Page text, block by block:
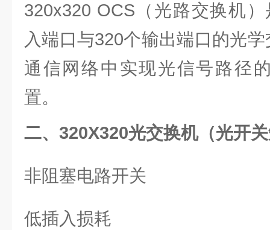
320x320 OCS（光路交换机
入端口与320个输出端口的光
通信网络中实现光信号路径
置。
二、320X320光交换机（光开
非阻塞电路开关
低插入损耗